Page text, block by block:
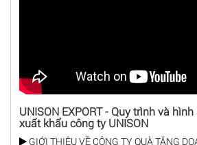
UNISON EXPORT - Quy trình và
xuất khẩu công ty UNISON
GIỚI THIỆU VỀ CÔNG TY QUÀ TẶNG